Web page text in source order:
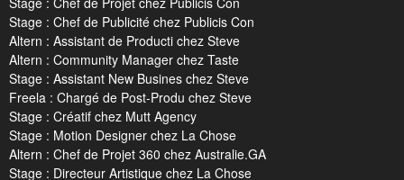
Stage : Chef de Publicité chez Publicis Con
Altern : Assistant de Producti chez Steve
Altern : Community Manager chez Taste
Stage : Assistant New Busines chez Steve
Freela : Chargé de Post-Produ chez Steve
Stage : Créatif chez Mutt Agency
Stage : Motion Designer chez La Chose
Altern : Chef de Projet 360 chez Australie.GA
Stage : Directeur Artistique chez La Chose